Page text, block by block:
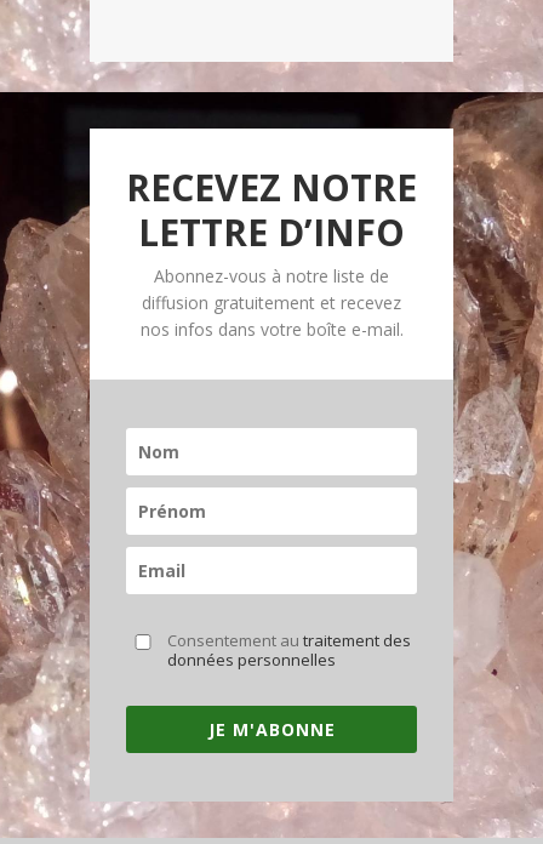
RECEVEZ NOTRE
LETTRE D’INFO
Abonnez-vous à notre liste de
diffusion gratuitement et recevez
nos infos dans votre boîte e-mail.
Consentement au traitement des
données personnelles
JE M'ABONNE